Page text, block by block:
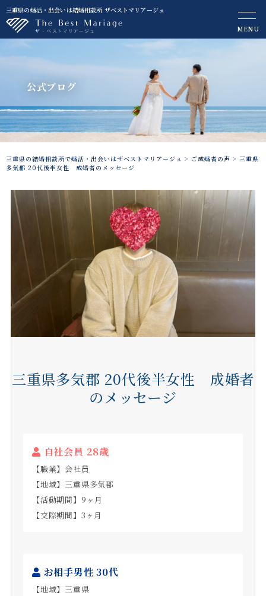
三重県の婚活・出会いは結婚相談所 ザベストマリアージュ
MENU
公式ブログ
三重県の結婚相談所で婚活・出会いはザベストマリアージュ > ご成婚者の声 > 三重県
多気郡 20代後半女性 成婚者のメッセージ
三重県多気郡 20代後半女性 成婚者
のメッセージ
自社会員 28歳
【職業】会社員
【地域】三重県多気郡
【活動期間】9ヶ月
【交際期間】3ヶ月
お相手男性 30代
【地域】三重県